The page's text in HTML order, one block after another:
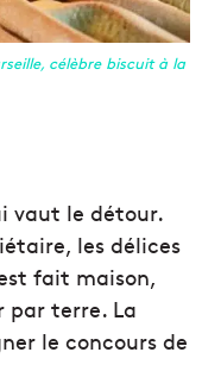
célèbre biscuit à la
vaut le détour.
les délices
fait maison,
par terre. La
le concours de